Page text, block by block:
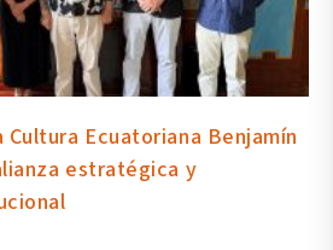
Cultura Ecuatoriana Benjamín
estratégica y